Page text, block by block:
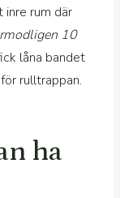
rum där
10
låna bandet
rulltrappan.
ha